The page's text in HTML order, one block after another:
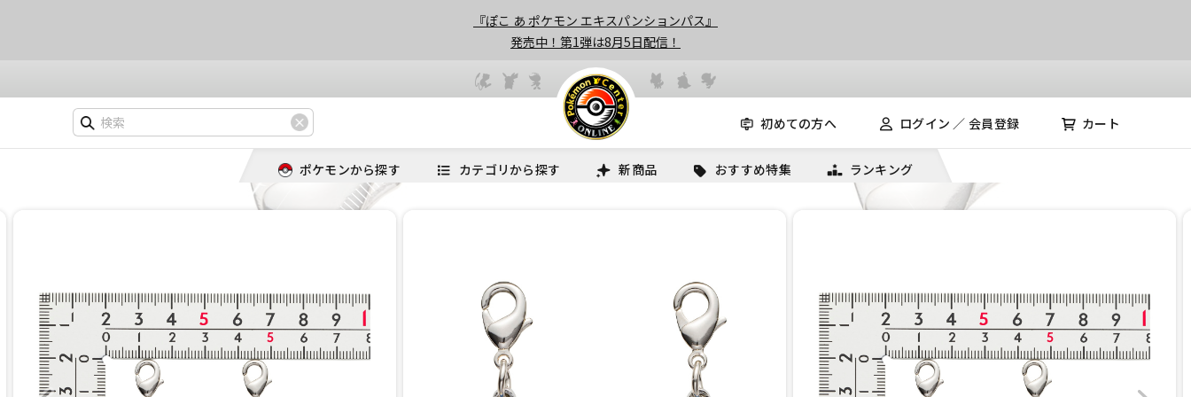
『ぽこ あ ポケモン エキスパンションパス』
発売中！第1弾は8月5日配信！
初めての方へ ログイン ／ 会員登録 カート
ポケモンから探す カテゴリから探す 新商品 おすすめ特集 ランキング